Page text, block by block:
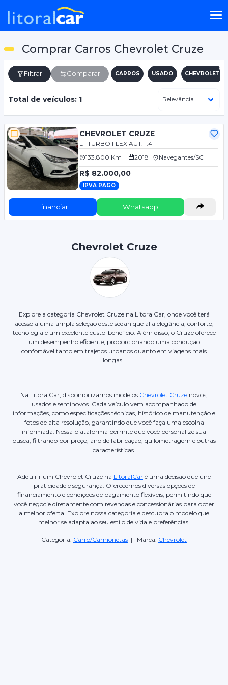
Comprar Carros Chevrolet Cruze
Filtrar Comparar CARROS USADO CHEVROLET
Total de veículos: 1
CHEVROLET CRUZE
LT TURBO FLEX AUT. 1.4
133.800 Km
2018 Navegantes/SC
R$ 82.000,00
IPVA PAGO
Financiar Whatsapp
Chevrolet Cruze
Explore a categoria Chevrolet Cruze na LitoralCar, onde você terá
acesso a uma ampla seleção deste sedan que alia elegância, conforto,
tecnologia e um excelente custo-benefício. Além disso, o Cruze oferece
um desempenho eficiente, proporcionando uma condução
confortável tanto em trajetos urbanos quanto em viagens mais
longas.
Na LitoralCar, disponibilizamos modelos Chevrolet Cruze novos,
usados e seminovos. Cada veículo vem acompanhado de
informações, como especificações técnicas, histórico de manutenção e
fotos de alta resolução, garantindo que você faça uma escolha
informada. Nossa plataforma permite que você personalize sua
busca, filtrando por preço, ano de fabricação, quilometragem e outras
características.
Adquirir um Chevrolet Cruze na LitoralCar é uma decisão que une
praticidade e segurança. Oferecemos diversas opções de
financiamento e condições de pagamento flexíveis, permitindo que
você negocie diretamente com revendas e concessionárias para obter
a melhor oferta. Explore nossa categoria e descubra o modelo que
melhor se adapta ao seu estilo de vida e preferências.
Categoria: Carro/Camionetas | Marca: Chevrolet